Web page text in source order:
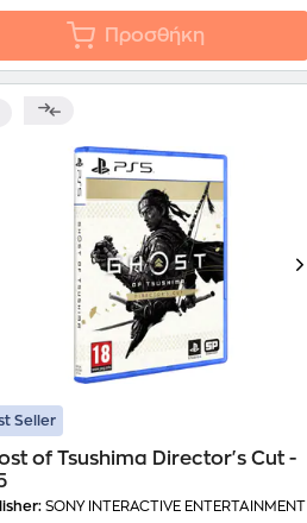
Προσθήκη
Seller
of Tsushima Director's Cut -
SONY INTERACTIVE ENTERTAINMENT